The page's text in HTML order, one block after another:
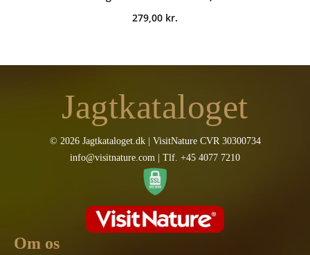
279,00 kr.
Jagtkataloget
© 2026 Jagtkataloget.dk | VisitNature CVR 30300734
info@visitnature.com | Tlf. +45 4077 7210
Om os